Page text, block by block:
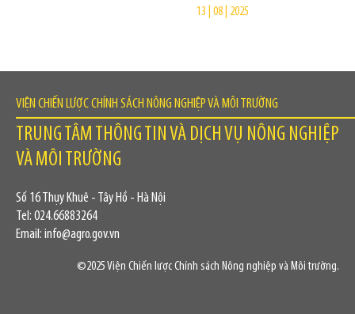
13 | 08 | 2025
VIỆN CHIẾN LƯỢC CHÍNH SÁCH NÔNG NGHIỆP VÀ MÔI TRƯỜNG
TRUNG TÂM THÔNG TIN VÀ DỊCH VỤ NÔNG NGHIỆP
VÀ MÔI TRƯỜNG
Số 16 Thụy Khuê - Tây Hồ - Hà Nội
Tel: 024.66883264
Email: info@agro.gov.vn
©2025 Viện Chiến lược Chính sách Nông nghiệp và Môi trường.